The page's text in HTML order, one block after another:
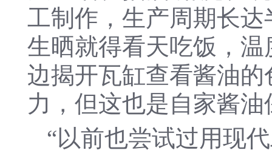
工制作，生产周期长达
生晒就得看天吃饭，
边揭开瓦缸查看酱油
力，但这也是自家酱
“以前也尝试过用现